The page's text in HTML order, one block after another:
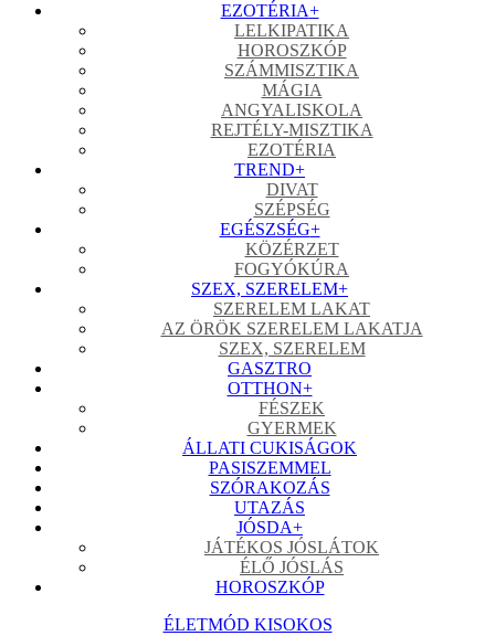
EZOTÉRIA+
LELKIPATIKA
HOROSZKÓP
SZÁMMISZTIKA
MÁGIA
ANGYALISKOLA
REJTÉLY-MISZTIKA
EZOTÉRIA
TREND+
DIVAT
SZÉPSÉG
EGÉSZSÉG+
KÖZÉRZET
FOGYÓKÚRA
SZEX, SZERELEM+
SZERELEM LAKAT
AZ ÖRÖK SZERELEM LAKATJA
SZEX, SZERELEM
GASZTRO
OTTHON+
FÉSZEK
GYERMEK
ÁLLATI CUKISÁGOK
PASISZEMMEL
SZÓRAKOZÁS
UTAZÁS
JÓSDA+
JÁTÉKOS JÓSLÁTOK
ÉLŐ JÓSLÁS
HOROSZKÓP
ÉLETMÓD KISOKOS